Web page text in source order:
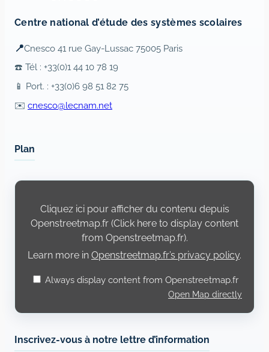
Centre national d’étude des systèmes scolaires
📍Cnesco 41 rue Gay-Lussac 75005 Paris
☎️ Tél : +33(0)1 44 10 78 19
📱 Port. : +33(0)6 98 51 82 75
✉️ cnesco@lecnam.net
Plan
Display
Openstreetmap.fr
Cliquez ici pour afficher du contenu depuis
Openstreetmap.fr (Click here to display content
from Openstreetmap.fr).
Learn more in Openstreetmap.fr’s privacy policy.
Always display content from Openstreetmap.fr
Open Map directly
Inscrivez-vous à notre lettre d’information